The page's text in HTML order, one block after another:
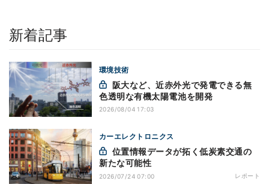
新着記事
環境技術
色透明な有機太陽電池を開発
2026/08/04 17:03
カーエレクトロニクス
新たな可能性
2026/07/24 07:00 レポート